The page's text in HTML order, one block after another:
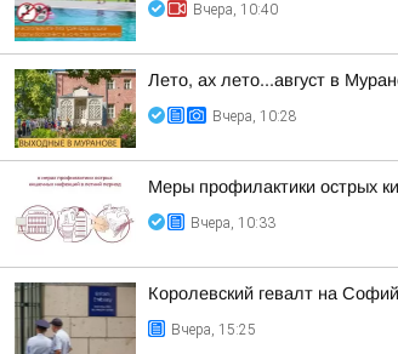
Вчера, 10:40
Лето, ах лето...август в
Вчера, 10:28
Меры профилактики острых
Вчера, 10:33
Королевский гевалт на
Вчера, 15:25